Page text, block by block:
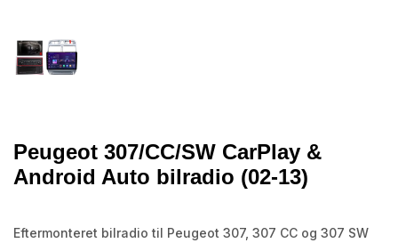
Peugeot 307/CC/SW CarPlay &
Android Auto bilradio (02-13)
Eftermonteret bilradio til Peugeot 307, 307 CC og 307 SW